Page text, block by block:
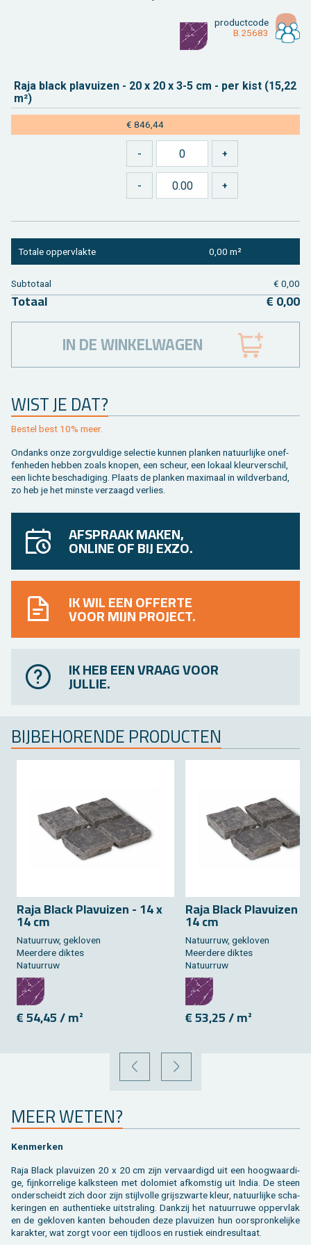
product­code
B.25683
Raja black pla­vui­zen - 20 x 20 x 3-5 cm - per kist (15,22
m²)
€ 846,44
WIST JE DAT?
Be­stel best 10% meer.
On­danks onze zorg­vul­di­ge se­lec­tie kun­nen plan­ken na­tuur­lij­ke on­ef­
fen­he­den heb­ben zoals kno­pen, een scheur, een lo­kaal kleur­ver­schil,
een lich­te be­scha­di­ging. Plaats de plan­ken maxi­maal in wild­ver­band,
zo heb je het min­ste ver­zaagd ver­lies.
To­ta­le op­per­vlak­te 0,00 m²
Sub­to­taal € 0,00
To­taal € 0,00
IN DE WINKELWAGEN
AFSPRAAK MAKEN,
ONLINE OF BIJ EXZO.
IK WIL EEN OFFERTE
VOOR MIJN PROJECT.
IK HEB EEN VRAAG VOOR
JULLIE.
BIJ­BE­HO­REN­DE PRO­DUC­TEN
Raja Black Pla­vui­zen - 14 x
14 cm
Na­tuur­ruw, ge­klo­ven
Meer­de­re dik­tes
Na­tuur­ruw
€ 54,45 / m²
Raja Black Pla­vui­zen -
14 cm
Na­tuur­ruw, ge­klo­ven
Meer­de­re dik­tes
Na­tuur­ruw
€ 53,25 / m²
VORIGE VOLGENDE
MEER WETEN?
Ken­mer­ken
Raja Black pla­vui­zen 20 x 20 cm zijn ver­vaar­digd uit een hoog­waar­di­
ge, fijn­kor­re­li­ge kalk­steen met do­lo­miet af­kom­stig uit India. De steen
on­der­scheidt zich door zijn stijl­vol­le grijs­zwar­te kleur, na­tuur­lij­ke scha­
ke­rin­gen en au­then­tie­ke uit­stra­ling. Dank­zij het na­tuur­ru­we op­per­vlak
en de ge­klo­ven kan­ten be­hou­den deze pla­vui­zen hun oor­spron­ke­lij­ke
ka­rak­ter, wat zorgt voor een tijd­loos en rus­tiek eind­re­sul­taat.